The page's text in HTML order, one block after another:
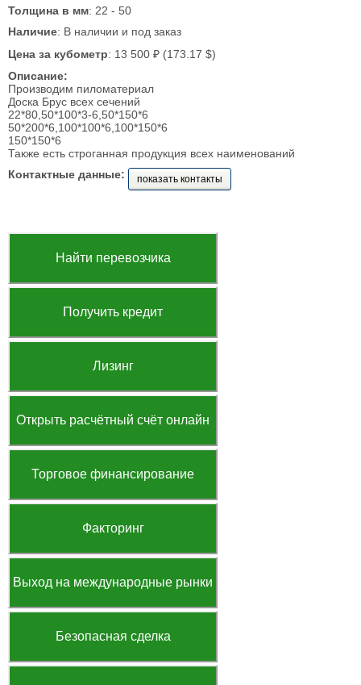
Толщина в мм: 22 - 50
Наличие: В наличии и под заказ
Цена за кубометр: 13 500 ₽ (173.17 $)
Описание:
Производим пиломатериал
Доска Брус всех сечений
22*80,50*100*3-6,50*150*6
50*200*6,100*100*6,100*150*6
150*150*6
Также есть строганная продукция всех наименований
Контактные данные:
показать контакты
Найти перевозчика
Получить кредит
Лизинг
Открыть расчётный счёт онлайн
Торговое финансирование
Факторинг
Выход на международные рынки
Безопасная сделка